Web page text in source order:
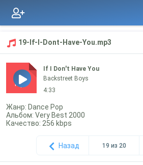
19-If-I-Dont-Have-You.mp3
mp3
If I Don't Have You
Backstreet Boys
4:33
Жанр: Dance Pop
Альбом: Very Best 2000
Качество: 256 kbps
Назад 19 из 20